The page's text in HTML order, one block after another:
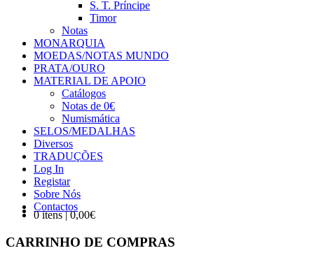
S. T. Príncipe
Timor
Notas
MONARQUIA
MOEDAS/NOTAS MUNDO
PRATA/OURO
MATERIAL DE APOIO
Catálogos
Notas de 0€
Numismática
SELOS/MEDALHAS
Diversos
TRADUÇÕES
Log In
Registar
Sobre Nós
Contactos
0 itens | 0,00€
CARRINHO DE COMPRAS